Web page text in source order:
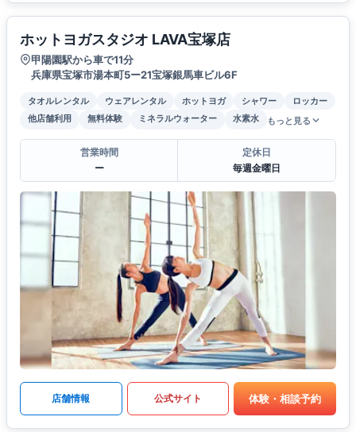
ホットヨガスタジオ LAVA宝塚店
甲陽園駅から車で11分
兵庫県宝塚市湯本町5ー21宝塚銀馬車ビル6F
タオルレンタル ウェアレンタル ホットヨガ シャワー
ロッカー
他店舗利用
無料体験 ミネラルウォーター 水素水 もっと見る
営業時間
ー
定休日
毎週金曜日
店舗情報 公式サイト 体験・相談予約